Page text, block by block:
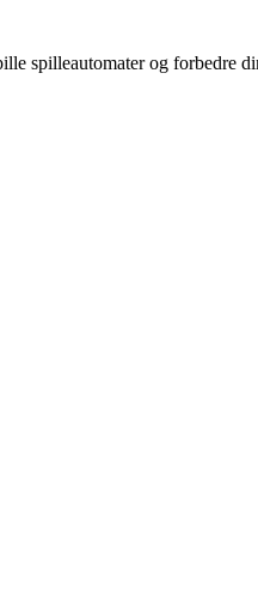
spilleautomater og forbedre